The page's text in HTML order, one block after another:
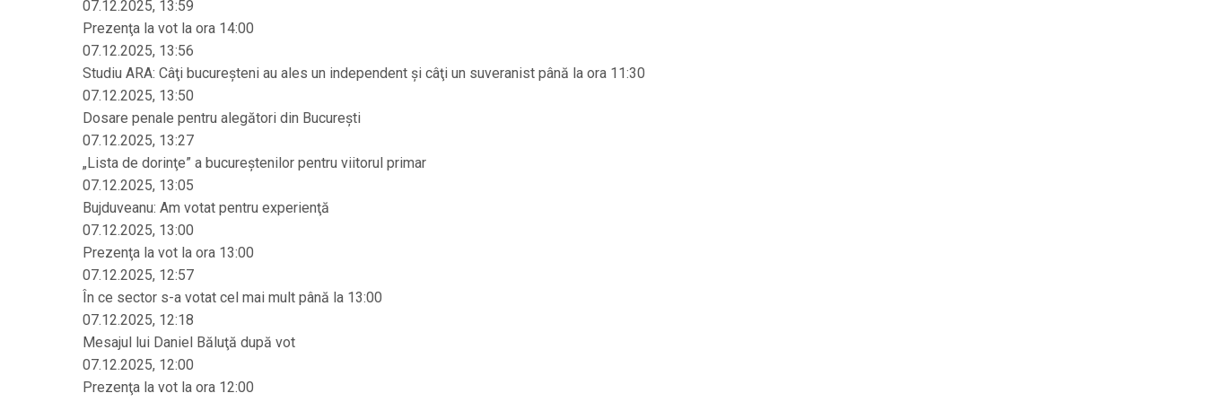
07.12.2025, 13:59
Prezenţa la vot la ora 14:00
07.12.2025, 13:56
Studiu ARA: Câţi bucureşteni au ales un independent şi câţi un suveranist până la ora 11:30
07.12.2025, 13:50
Dosare penale pentru alegători din Bucureşti
07.12.2025, 13:27
„Lista de dorinţe” a bucureştenilor pentru viitorul primar
07.12.2025, 13:05
Bujduveanu: Am votat pentru experienţă
07.12.2025, 13:00
Prezenţa la vot la ora 13:00
07.12.2025, 12:57
În ce sector s-a votat cel mai mult până la 13:00
07.12.2025, 12:18
Mesajul lui Daniel Băluţă după vot
07.12.2025, 12:00
Prezenţa la vot la ora 12:00